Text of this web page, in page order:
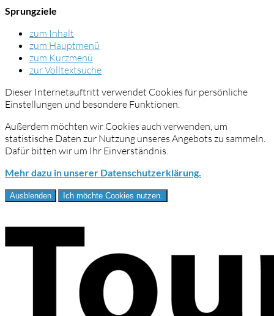
Sprungziele
zum Inhalt
zum Hauptmenü
zum Kurzmenü
zur Volltextsuche
Dieser Internetauftritt verwendet Cookies für persönliche
Einstellungen und besondere Funktionen.
Außerdem möchten wir Cookies auch verwenden, um
statistische Daten zur Nutzung unseres Angebots zu sammeln.
Dafür bitten wir um Ihr Einverständnis.
Mehr dazu in unserer Datenschutzerklärung.
Ausblenden Ich möchte Cookies nutzen.